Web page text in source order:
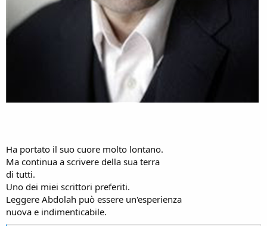
Ha portato il suo cuore molto lontano.
Ma continua a scrivere della sua terra
di tutti.
Uno dei miei scrittori preferiti.
Leggere Abdolah può essere un'esperienza
nuova e indimenticabile.